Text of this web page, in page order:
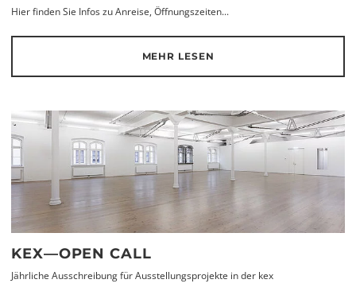
Hier finden Sie Infos zu Anreise, Öffnungszeiten...
MEHR LESEN
KEX—OPEN CALL
Jährliche Ausschreibung für Ausstellungsprojekte in der kex